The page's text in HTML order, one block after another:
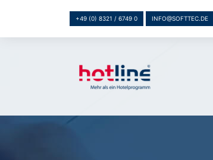
+49 (0) 8321 / 6749 0 INFO@SOFTTEC.DE